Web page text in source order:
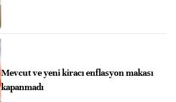
Mevcut ve yeni kiracı enflasyon makası
kapanmadı